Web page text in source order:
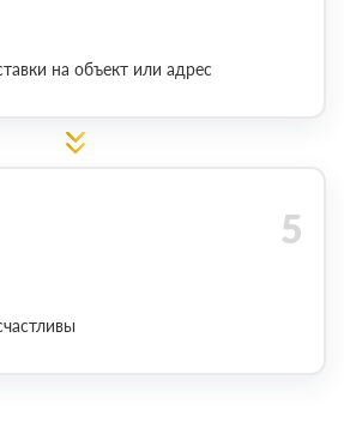
на объект или адрес